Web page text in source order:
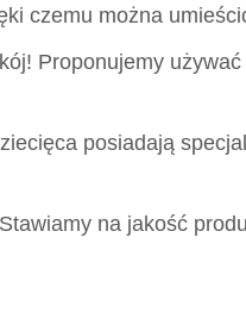
czemu można
Proponujemy używać
posiadają
na jakość